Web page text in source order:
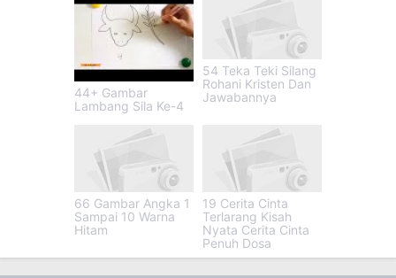
44+ Gambar
Lambang Sila Ke-4
54 Teka Teki Silang
Rohani Kristen Dan
Jawabannya
66 Gambar Angka 1
Sampai 10 Warna
Hitam
19 Cerita Cinta
Terlarang Kisah
Nyata Cerita Cinta
Penuh Dosa